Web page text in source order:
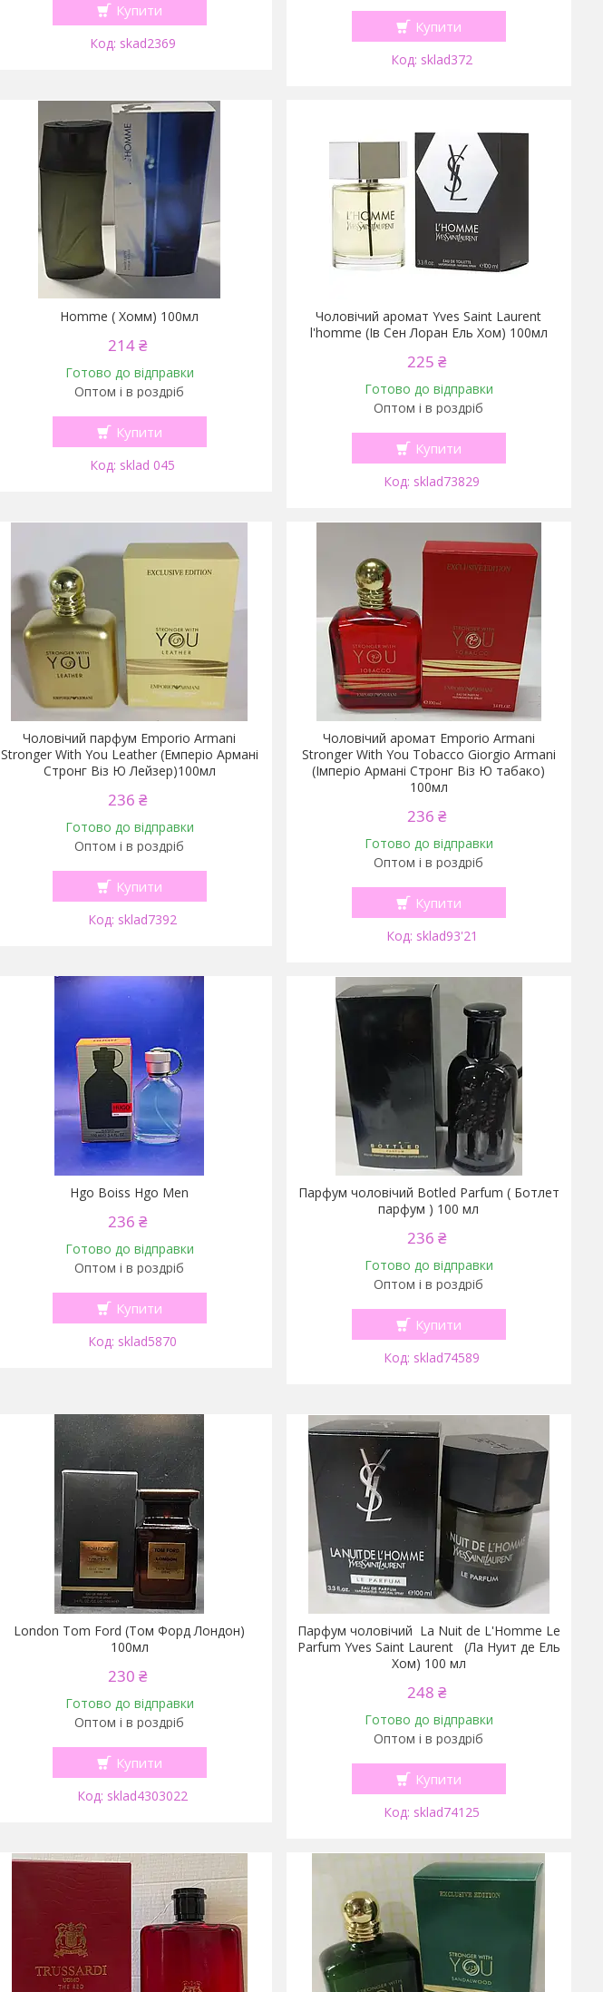
Купити
skad2369
Купити
sklad372
Homme ( Хомм) 100мл
214 ₴
Готово до відправки
Оптом і в роздріб
Купити
sklad 045
Чоловічий аромат Yves Saint Laurent
l'homme (Ів Сен Лоран Ель Хом) 100мл
225 ₴
Готово до відправки
Оптом і в роздріб
Купити
sklad73829
Чоловічий парфум Emporio Armani
Stronger With You Leather (Емперіо Армані
Стронг Віз Ю Лейзер)100мл
236 ₴
Готово до відправки
Оптом і в роздріб
Купити
sklad7392
Чоловічий аромат Emporio Armani
Stronger With You Tobacco Giorgio Armani
(Імперіо Армані Стронг Віз Ю табако)
100мл
236 ₴
Готово до відправки
Оптом і в роздріб
Купити
sklad93'21
Hgo Boiss Hgo Men
236 ₴
Готово до відправки
Оптом і в роздріб
Купити
sklad5870
Парфум чоловічий Botled Parfum ( Ботлет
парфум ) 100 мл
236 ₴
Готово до відправки
Оптом і в роздріб
Купити
sklad74589
London Tom Ford (Том Форд Лондон)
100мл
230 ₴
Готово до відправки
Оптом і в роздріб
Купити
sklad4303022
Парфум чоловічий La Nuit de L'Homme Le
Parfum Yves Saint Laurent (Ла Нуит де Ель
Хом) 100 мл
248 ₴
Готово до відправки
Оптом і в роздріб
Купити
sklad74125